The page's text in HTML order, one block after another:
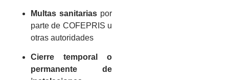
Multas sanitarias por
parte de COFEPRIS u
otras autoridades
Cierre temporal o
permanente de